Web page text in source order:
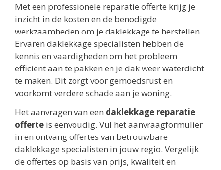
Met een professionele reparatie offerte krijg je
inzicht in de kosten en de benodigde
werkzaamheden om je daklekkage te herstellen.
Ervaren daklekkage specialisten hebben de
kennis en vaardigheden om het probleem
efficiënt aan te pakken en je dak weer waterdicht
te maken. Dit zorgt voor gemoedsrust en
voorkomt verdere schade aan je woning.
Het aanvragen van een daklekkage reparatie
offerte is eenvoudig. Vul het aanvraagformulier
in en ontvang offertes van betrouwbare
daklekkage specialisten in jouw regio. Vergelijk
de offertes op basis van prijs, kwaliteit en